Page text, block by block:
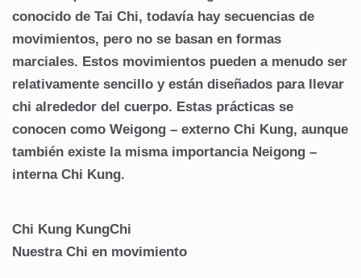
conocido de Tai Chi, todavía hay secuencias de
movimientos, pero no se basan en formas
marciales. Estos movimientos pueden a menudo ser
relativamente sencillo y están diseñados para llevar
chi alrededor del cuerpo. Estas prácticas se
conocen como Weigong – externo Chi Kung, aunque
también existe la misma importancia Neigong –
interna Chi Kung.
Chi Kung KungChi
Nuestra Chi en movimiento